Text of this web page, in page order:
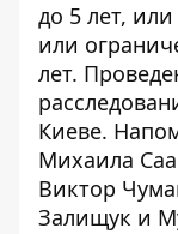
до 5 лет,
или
лет.
Киеве.
Михаила
Виктор
Залищук и